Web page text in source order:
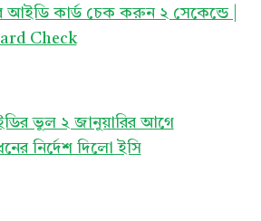
আইডি কার্ড চেক করুন ২ সেকেন্ডে |
Check
ভুল ২ জানুয়ারির আগে
নির্দেশ দিলো ইসি